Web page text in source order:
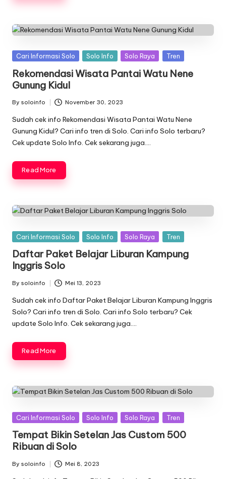
Posted
Cari Informasi Solo Solo Info Solo Raya Tren
Rekomendasi Wisata Pantai Watu Nene
Gunung Kidul
Posted
by
By soloinfo November 30, 2023
Sudah cek info Rekomendasi Wisata Pantai Watu Nene
Gunung Kidul? Cari info tren di Solo. Cari info Solo terbaru?
Cek update Solo Info. Cek sekarang juga….
Read More
Posted
Cari Informasi Solo Solo Info Solo Raya Tren
Daftar Paket Belajar Liburan Kampung
Inggris Solo
Posted
by
By soloinfo Mei 13, 2023
Sudah cek info Daftar Paket Belajar Liburan Kampung Inggris
Solo? Cari info tren di Solo. Cari info Solo terbaru? Cek
update Solo Info. Cek sekarang juga….
Read More
Posted
Cari Informasi Solo Solo Info Solo Raya Tren
Tempat Bikin Setelan Jas Custom 500
Ribuan di Solo
Posted
By soloinfo Mei 8, 2023